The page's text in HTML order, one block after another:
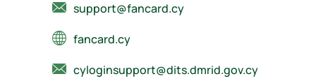
support@fancard.cy
fancard.cy
cyloginsupport@dits.dmrid.gov.cy